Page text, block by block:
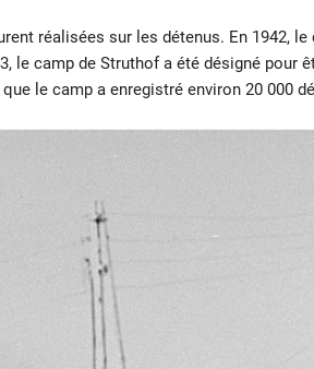
réalisées sur les détenus. En 1942,
le camp de Struthof a été désigné
le camp a enregistré environ 20 000